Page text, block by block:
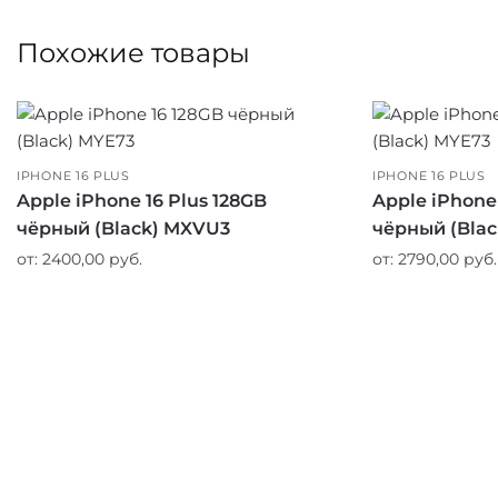
Похожие товары
IPHONE 16 PLUS
Apple iPhone 16 Plus 128GB
чёрный (Black) MXVU3
от: 2400,00 руб.
IPHONE 16 PLUS
Apple iPhone
чёрный
от: 2790,00 руб.